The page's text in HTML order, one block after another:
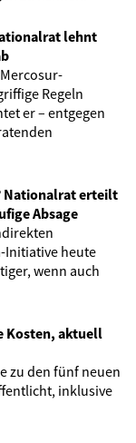
lehnt
Regeln
er – entgegen
Nationalrat erteilt
Absage
Initiative heute
wenn auch
Kosten, aktuell
zu den fünf neuen
inklusive